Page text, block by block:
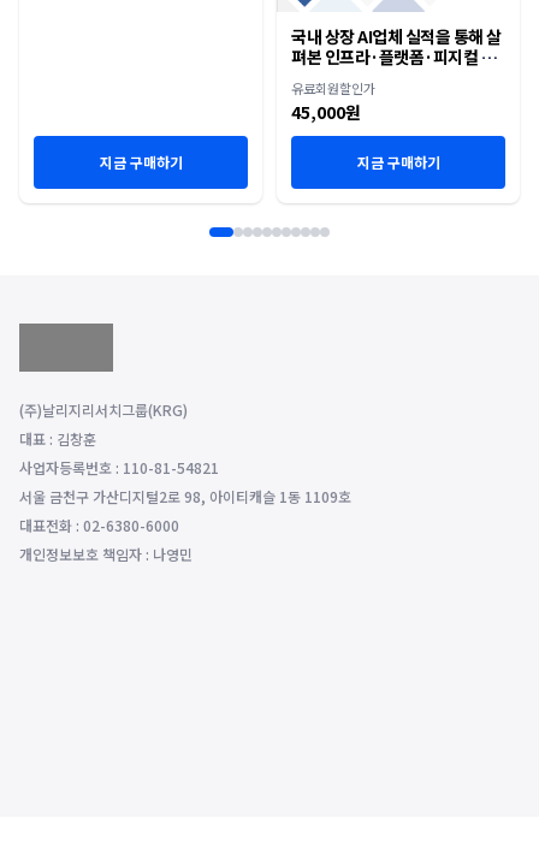
지금 구매하기
국내 상장 AI업체 실적을 통해 살
펴본 인프라·플랫폼·피지컬 AI
유료회원할인가
45,000원
지금 구매하기
(주)날리지리서치그룹(KRG)
대표 : 김창훈
사업자등록번호 : 110-81-54821
서울 금천구 가산디지털2로 98, 아이티캐슬 1동 1109호
대표전화 : 02-6380-6000
개인정보보호 책임자 : 나영민